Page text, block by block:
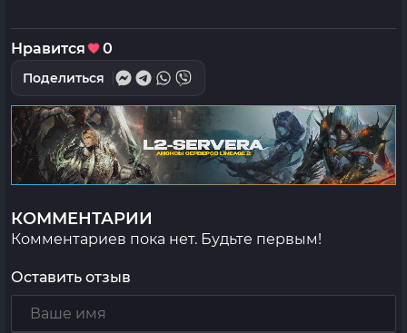
Нравится 0
Поделиться
КОММЕНТАРИИ
Комментариев пока нет. Будьте первым!
Оставить отзыв